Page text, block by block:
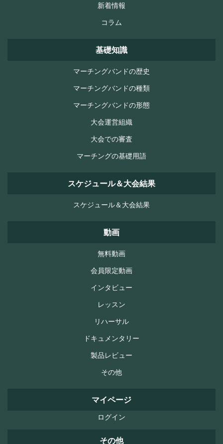
新着情報
コラム
基礎知識
マーチングバンドの歴史
マーチングバンドの種類
マーチングバンドの形態
大会運営組織
大会での審査
マーチングの基礎用語
スケジュール＆大会結果
スケジュール＆大会結果
動画
無料動画
会員限定動画
インタビュー
レッスン
リハーサル
ドキュメンタリー
製品レビュー
その他
マイページ
ログイン
その他